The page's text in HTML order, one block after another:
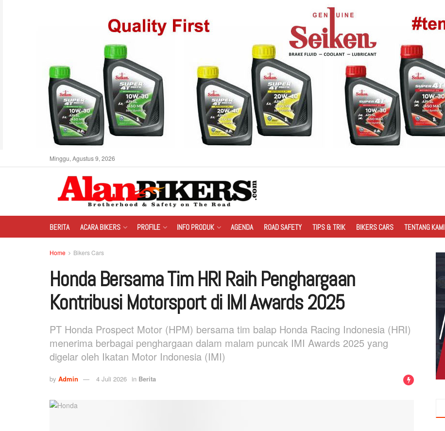
Minggu, Agustus 9, 2026
BERITA ACARA BIKERS PROFILE INFO PRODUK AGENDA ROAD SAFETY TIPS & TRIK BIKERS CARS TENTANG KAMI
Home Bikers Cars
Honda Bersama Tim HRI Raih Penghargaan
Kontribusi Motorsport di IMI Awards 2025
PT Honda Prospect Motor (HPM) bersama tim balap Honda Racing Indonesia (HRI)
menerima berbagai penghargaan dalam malam puncak IMI Awards 2025 yang
digelar oleh Ikatan Motor Indonesia (IMI)
by Admin 4 Juli 2026 in Berita